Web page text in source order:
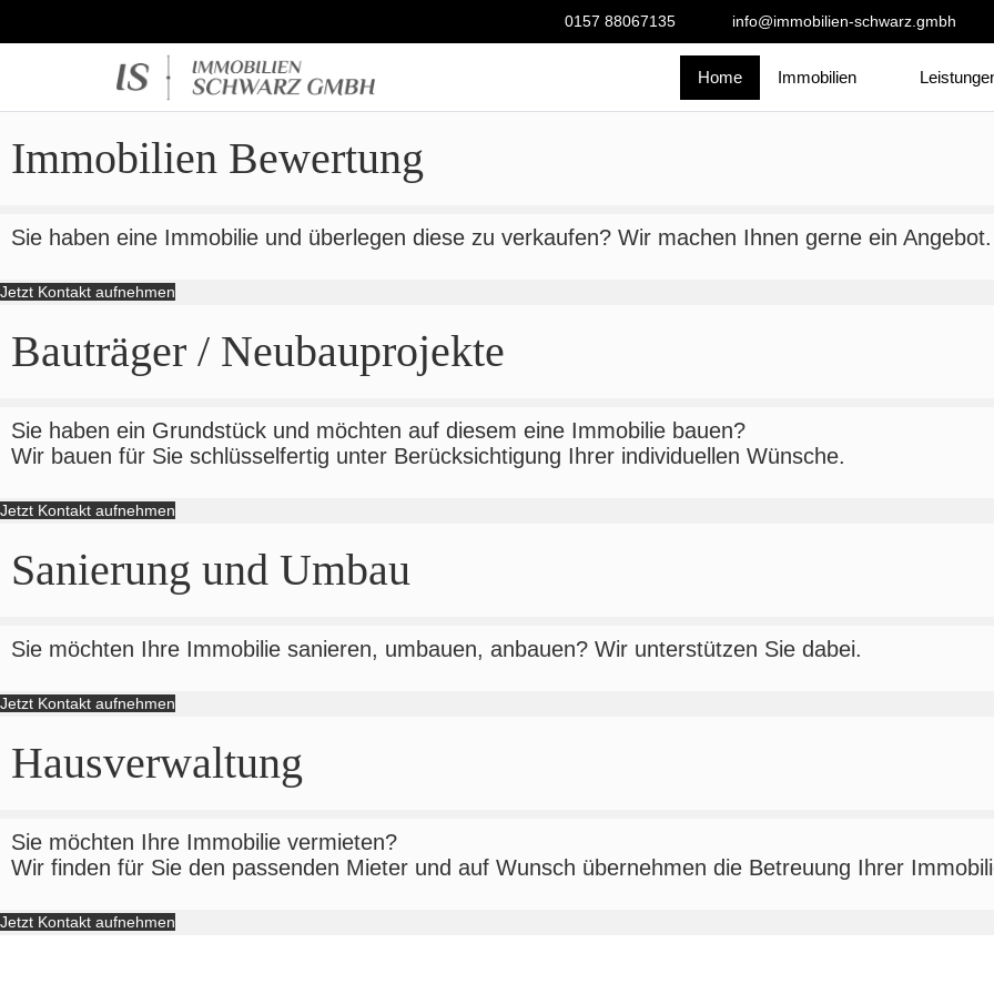
0157 88067135 info@immobilien-schwarz.gmbh
Home Immobilien
Immobilien Bewertung
Sie haben eine Immobilie und überlegen diese zu verkaufen? Wir machen Ihnen gerne ein Angebot.
Jetzt Kontakt aufnehmen
Bauträger / Neubauprojekte
Sie haben ein Grundstück und möchten auf diesem eine Immobilie bauen?
Wir bauen für Sie schlüsselfertig unter Berücksichtigung Ihrer individuellen Wünsche.
Jetzt Kontakt aufnehmen
Sanierung und Umbau
Sie möchten Ihre Immobilie sanieren, umbauen, anbauen? Wir unterstützen Sie dabei.
Jetzt Kontakt aufnehmen
Hausverwaltung
Sie möchten Ihre Immobilie vermieten?
Wir finden für Sie den passenden Mieter und auf Wunsch übernehmen die Betreuung Ihrer
Jetzt Kontakt aufnehmen